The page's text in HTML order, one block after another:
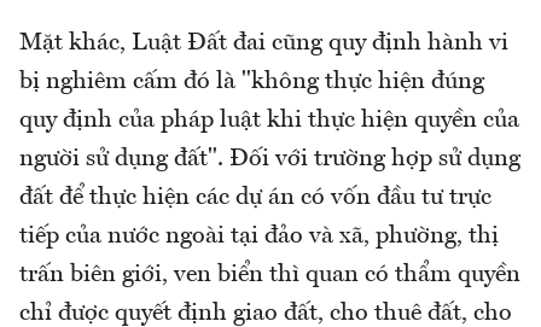
Mặt khác, Luật Đất đai cũng quy định hành vi
bị nghiêm cấm đó là "không thực hiện đúng
quy định của pháp luật khi thực hiện quyền của
người sử dụng đất". Đối với trường hợp sử dụng
đất để thực hiện các dự án có vốn đầu tư trực
tiếp của nước ngoài tại đảo và xã, phường, thị
trấn biên giới, ven biển thì quan có thẩm quyền
chỉ được quyết định giao đất, cho thuê đất, cho